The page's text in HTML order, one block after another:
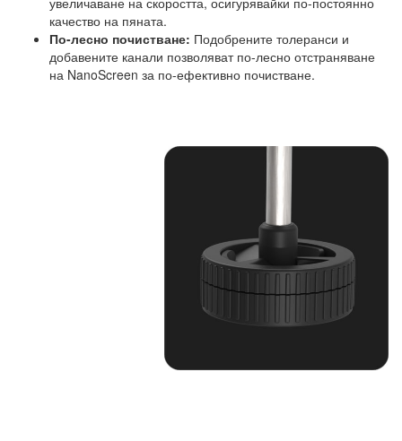
качество на пяната.
По-лесно почистване: Подобрените толеранси и
добавените канали позволяват по-лесно отстраняване
на NanoScreen за по-ефективно почистване.